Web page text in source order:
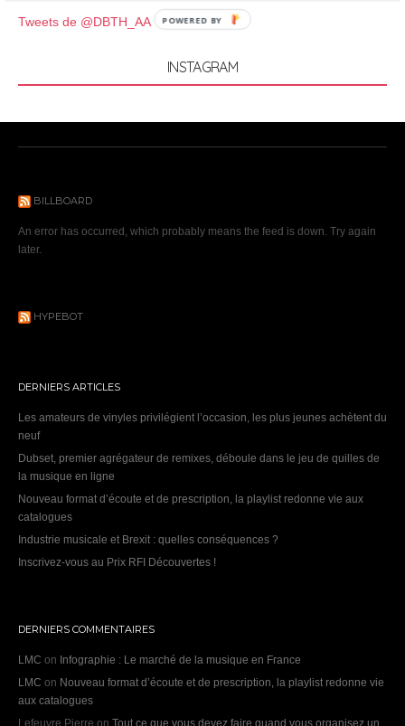
Tweets de @DBTH_AA
INSTAGRAM
BILLBOARD
An error has occurred, which probably means the feed is down. Try again
later.
HYPEBOT
DERNIERS ARTICLES
Les amateurs de vinyles privilégient l’occasion, les plus jeunes achètent du
neuf
Dubset, premier agrégateur de remixes, déboule dans le jeu de quilles de
la musique en ligne
Nouveau format d’écoute et de prescription, la playlist redonne vie aux
catalogues
Industrie musicale et Brexit : quelles conséquences ?
Inscrivez-vous au Prix RFI Découvertes !
DERNIERS COMMENTAIRES
LMC on Infographie : Le marché de la musique en France
LMC on Nouveau format d’écoute et de prescription, la playlist redonne vie
aux catalogues
Lefeuvre Pierre on Tout ce que vous devez faire quand vous organisez un
POWERED BY